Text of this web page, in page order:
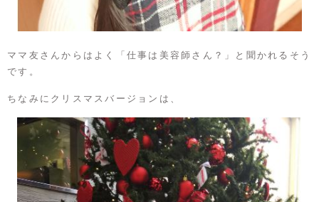
ママ友さんからはよく「仕事は美容師さん？」と聞かれるそう
です。
ちなみにクリスマスバージョンは、